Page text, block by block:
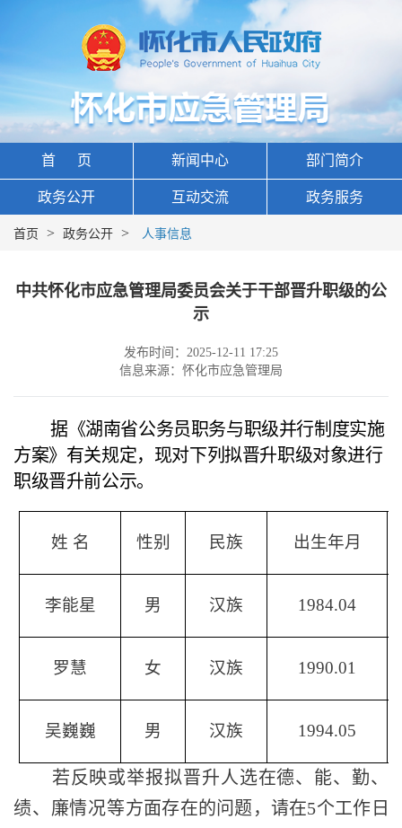
首 页 新闻中心 部门简介
政务公开 互动交流 政务服务
首页 > 政务公开 > 人事信息
中共怀化市应急管理局委员会关于干部晋升职级的公
示
发布时间：2025-12-11 17:25
信息来源：怀化市应急管理局
据《湖南省公务员职务与职级并行制度实施
方案》有关规定，现对下列拟晋升职级对象进行
职级晋升前公示。
姓 名 性别 民族 出生年月
李能星 男 汉族 1984.04
罗慧 女 汉族 1990.01
吴巍巍 男 汉族 1994.05
若反映或举报拟晋升人选在德、能、勤、
绩、廉情况等方面存在的问题，请在5个工作日